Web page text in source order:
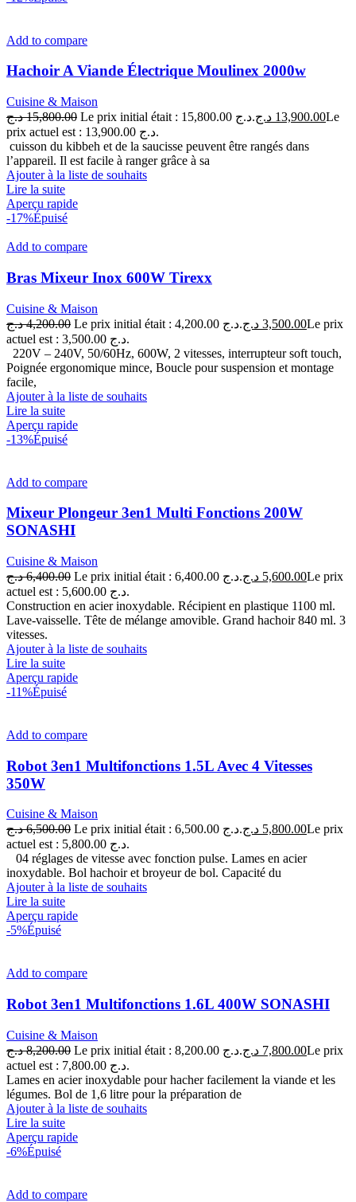
Add to compare
Hachoir A Viande Électrique Moulinex 2000w
Cuisine & Maison
15,800.00 د.ج Le prix initial était : 15,800.00 د.ج. 13,900.00 د.ج
Le
prix actuel est : 13,900.00 د.ج.
cuisson du kibbeh et de la saucisse peuvent être rangés dans
l’appareil. Il est facile à ranger grâce à sa
Ajouter à la liste de souhaits
Lire la suite
Aperçu rapide
-17%Épuisé
Add to compare
Bras Mixeur Inox 600W Tirexx
Cuisine & Maison
4,200.00 د.ج Le prix initial était : 4,200.00 د.ج. 3,500.00 د.ج
Le prix
actuel est : 3,500.00 د.ج.
220V – 240V, 50/60Hz, 600W, 2 vitesses, interrupteur soft touch,
Poignée ergonomique mince, Boucle pour suspension et montage
facile,
Ajouter à la liste de souhaits
Lire la suite
Aperçu rapide
-13%Épuisé
Add to compare
Mixeur Plongeur 3en1 Multi Fonctions 200W
SONASHI
Cuisine & Maison
6,400.00 د.ج Le prix initial était : 6,400.00 د.ج. 5,600.00 د.ج
Le prix
actuel est : 5,600.00 د.ج.
Construction en acier inoxydable. Récipient en plastique 1100 ml.
Lave-vaisselle. Tête de mélange amovible. Grand hachoir 840 ml. 3
vitesses.
Ajouter à la liste de souhaits
Lire la suite
Aperçu rapide
-11%Épuisé
Add to compare
Robot 3en1 Multifonctions 1.5L Avec 4 Vitesses
350W
Cuisine & Maison
6,500.00 د.ج Le prix initial était : 6,500.00 د.ج. 5,800.00 د.ج
Le prix
actuel est : 5,800.00 د.ج.
04 réglages de vitesse avec fonction pulse. Lames en acier
inoxydable. Bol hachoir et broyeur de bol. Capacité du
Ajouter à la liste de souhaits
Lire la suite
Aperçu rapide
-5%Épuisé
Add to compare
Robot 3en1 Multifonctions 1.6L 400W SONASHI
Cuisine & Maison
8,200.00 د.ج Le prix initial était : 8,200.00 د.ج. 7,800.00 د.ج
Le prix
actuel est : 7,800.00 د.ج.
Lames en acier inoxydable pour hacher facilement la viande et les
légumes. Bol de 1,6 litre pour la préparation de
Ajouter à la liste de souhaits
Lire la suite
Aperçu rapide
-6%Épuisé
Add to compare